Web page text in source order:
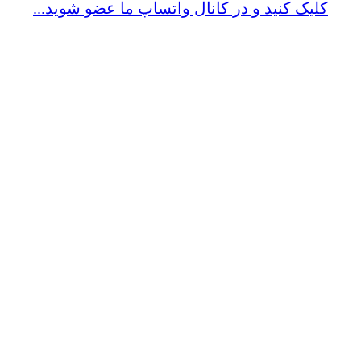
کلیک کنید و در کانال واتساپ ما عضو شوید...